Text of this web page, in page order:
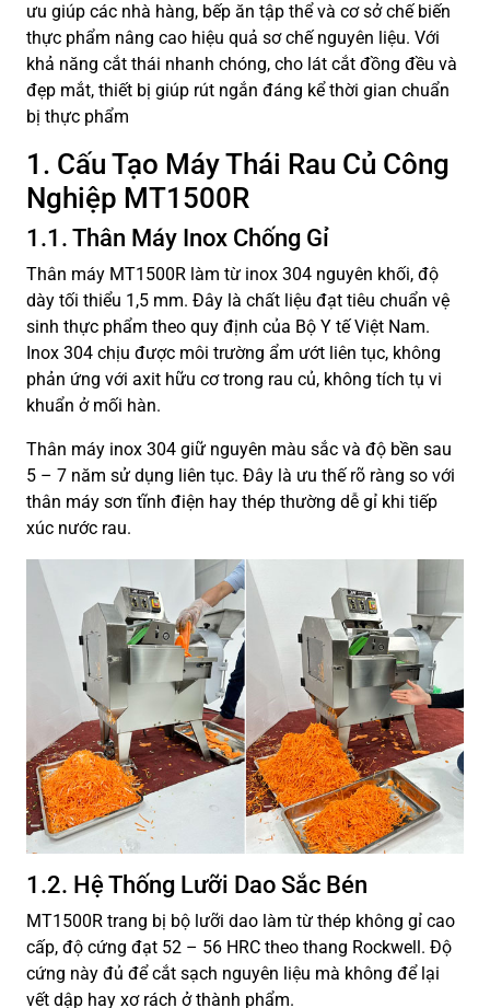
ưu giúp các nhà hàng, bếp ăn tập thể và cơ sở chế biến
thực phẩm nâng cao hiệu quả sơ chế nguyên liệu. Với
khả năng cắt thái nhanh chóng, cho lát cắt đồng đều và
đẹp mắt, thiết bị giúp rút ngắn đáng kể thời gian chuẩn
bị thực phẩm
1. Cấu Tạo Máy Thái Rau Củ Công
Nghiệp MT1500R
1.1. Thân Máy Inox Chống Gỉ
Thân máy MT1500R làm từ inox 304 nguyên khối, độ
dày tối thiểu 1,5 mm. Đây là chất liệu đạt tiêu chuẩn vệ
sinh thực phẩm theo quy định của Bộ Y tế Việt Nam.
Inox 304 chịu được môi trường ẩm ướt liên tục, không
phản ứng với axit hữu cơ trong rau củ, không tích tụ vi
khuẩn ở mối hàn.
Thân máy inox 304 giữ nguyên màu sắc và độ bền sau
5 – 7 năm sử dụng liên tục. Đây là ưu thế rõ ràng so với
thân máy sơn tĩnh điện hay thép thường dễ gỉ khi tiếp
xúc nước rau.
1.2. Hệ Thống Lưỡi Dao Sắc Bén
MT1500R trang bị bộ lưỡi dao làm từ thép không gỉ cao
cấp, độ cứng đạt 52 – 56 HRC theo thang Rockwell. Độ
cứng này đủ để cắt sạch nguyên liệu mà không để lại
vết dập hay xơ rách ở thành phẩm.